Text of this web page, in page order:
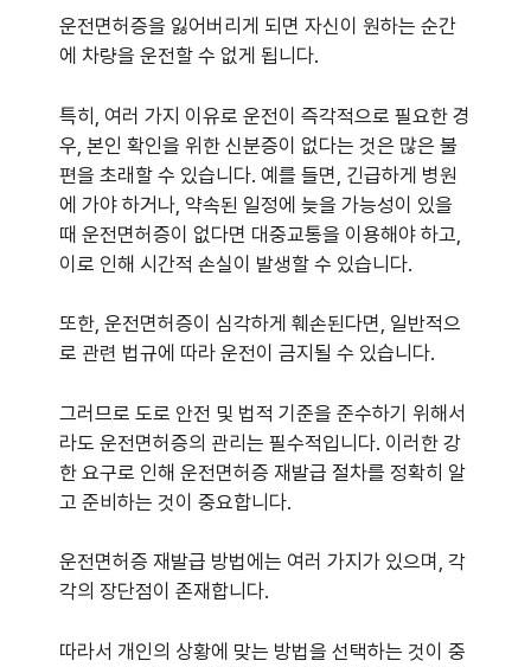
운전면허증을 잃어버리게 되면 자신이 원하는 순간
에 차량을 운전할 수 없게 됩니다.
특히, 여러 가지 이유로 운전이 즉각적으로 필요한 경
우, 본인 확인을 위한 신분증이 없다는 것은 많은 불
편을 초래할 수 있습니다. 예를 들면, 긴급하게 병원
에 가야 하거나, 약속된 일정에 늦을 가능성이 있을
때 운전면허증이 없다면 대중교통을 이용해야 하고,
이로 인해 시간적 손실이 발생할 수 있습니다.
또한, 운전면허증이 심각하게 훼손된다면, 일반적으
로 관련 법규에 따라 운전이 금지될 수 있습니다.
그러므로 도로 안전 및 법적 기준을 준수하기 위해서
라도 운전면허증의 관리는 필수적입니다. 이러한 강
한 요구로 인해 운전면허증 재발급 절차를 정확히 알
고 준비하는 것이 중요합니다.
운전면허증 재발급 방법에는 여러 가지가 있으며, 각
각의 장단점이 존재합니다.
따라서 개인의 상황에 맞는 방법을 선택하는 것이 중